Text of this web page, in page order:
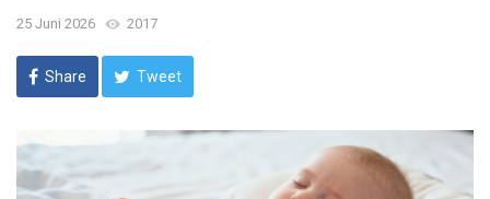
25 Juni 2026 2017
Share Tweet